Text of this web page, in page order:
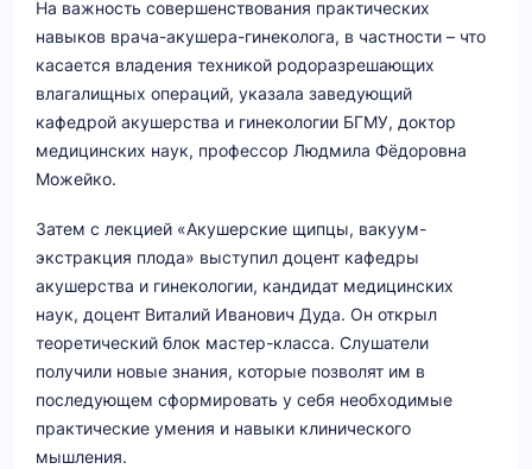
На важность совершенствования практических
навыков врача-акушера-гинеколога, в частности – что
касается владения техникой родоразрешающих
влагалищных операций, указала заведующий
кафедрой акушерства и гинекологии БГМУ, доктор
медицинских наук, профессор Людмила Фёдоровна
Можейко.
Затем с лекцией «Акушерские щипцы, вакуум-
экстракция плода» выступил доцент кафедры
акушерства и гинекологии, кандидат медицинских
наук, доцент Виталий Иванович Дуда. Он открыл
теоретический блок мастер-класса. Слушатели
получили новые знания, которые позволят им в
последующем сформировать у себя необходимые
практические умения и навыки клинического
мышления.